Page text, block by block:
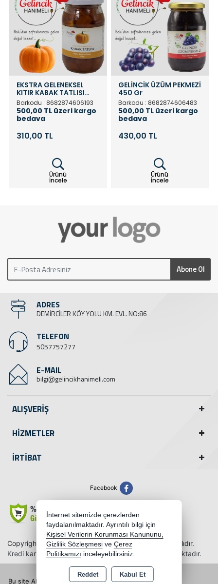
EKSTRA GELENEKSEL
KITIR KABAK TATLISI
450gr
Barkodu : 8682874606193
500,00 TL üzeri kargo
bedava
310,00 TL
Ürünü
İncele
GELİNCİK ÜZÜM PEKMEZİ
450 Gr
Barkodu : 8682874606483
500,00 TL üzeri kargo
bedava
430,00 TL
Ürünü
İncele
Abone Ol
ADRES
DEMİRCİLER KÖY YOLU KM. EVL. NO:86
TELEFON
5057757277
E-MAIL
bilgi@gelincikhanimeli.com
ALIŞVERİŞ
HİZMETLER
İRTİBAT
Copyright 2026 gelincikhanimeli.com - Tüm hakları saklıdır.
Kredi kartı bilgileriniz 256bit SSL sertifikası ile korunmaktadır.
Facebook
Bu site AKINSOFT E-Ticaret ile hazırlanmıştır.
İnternet sitemizde çerezlerden
faydalanılmaktadır. Ayrıntılı bilgi için
Kişisel Verilerin Korunması Kanununu,
Gizlilik Sözleşmesi ve Çerez
Politikamızı inceleyebilirsiniz.
Reddet Kabul Et